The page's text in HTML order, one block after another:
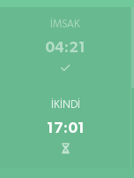
İMSAK
04:21
İKINDI
17:01